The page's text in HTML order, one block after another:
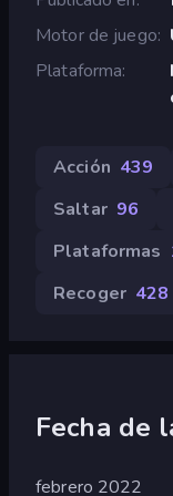
Motor de juego
Plataforma
Acción 439
Saltar 96
Plataformas
Recoger 428
Fecha de
febrero 2022